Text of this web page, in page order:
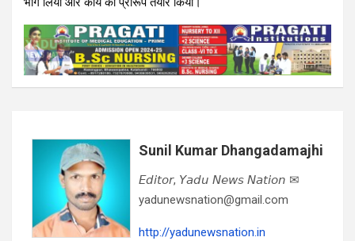
Sunil Kumar Dhangadamajhi
𝘌𝘥𝘪𝘵𝘰𝘳, 𝘠𝘢𝘥𝘶 𝘕𝘦𝘸𝘴 𝘕𝘢𝘵𝘪𝘰𝘯 ✉
yadunewsnation@gmail.com
http://yadunewsnation.in